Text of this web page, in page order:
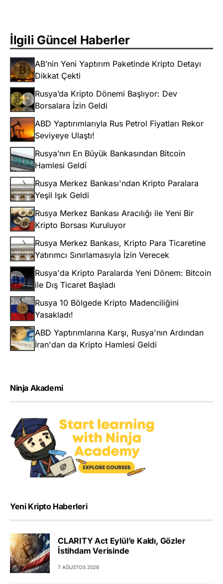
İlgili Güncel Haberler
AB’nin Yeni Yaptırım Paketinde Kripto Detayı
Dikkat Çekti
Rusya’da Kripto Dönemi Başlıyor: Dev
Borsalara İzin Geldi
ABD Yaptırımlarıyla Rus Petrol Fiyatları Rekor
Seviyeye Ulaştı!
Rusya’nın En Büyük Bankasından Bitcoin
Hamlesi Geldi
Rusya Merkez Bankası'ndan Kripto Paralara
Yeşil Işık Geldi
Rusya Merkez Bankası Aracılığı ile Yeni Bir
Kripto Borsası Kuruluyor
Rusya Merkez Bankası, Kripto Para Ticaretine
Yatırımcı Sınırlamasıyla İzin Verecek
Rusya'da Kripto Paralarda Yeni Dönem: Bitcoin
ile Dış Ticaret Başladı
Rusya 10 Bölgede Kripto Madenciliğini
Yasakladı!
ABD Yaptırımlarına Karşı, Rusya'nın Ardından
İran'dan da Kripto Hamlesi Geldi
Ninja Akademi
Yeni Kripto Haberleri
CLARITY Act Eylül’e Kaldı, Gözler
İstihdam Verisinde
7 AĞUSTOS 2026